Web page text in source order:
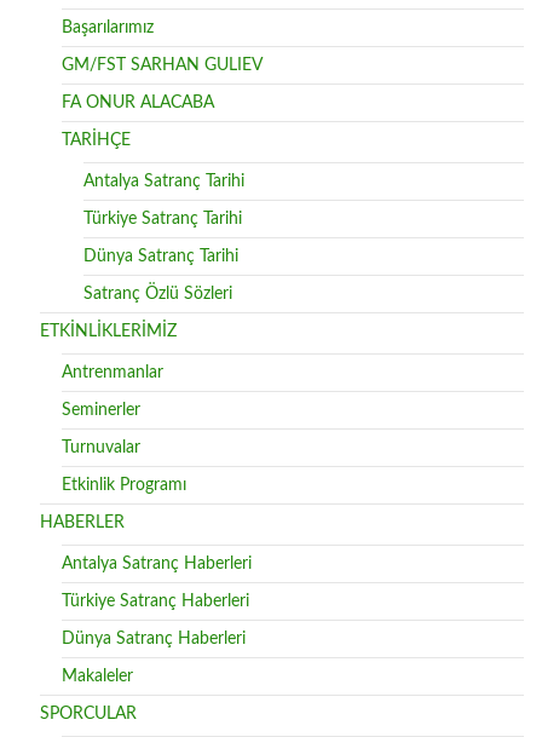
Başarılarımız
GM/FST SARHAN GULIEV
FA ONUR ALACABA
TARİHÇE
Antalya Satranç Tarihi
Türkiye Satranç Tarihi
Dünya Satranç Tarihi
Satranç Özlü Sözleri
ETKİNLİKLERİMİZ
Antrenmanlar
Seminerler
Turnuvalar
Etkinlik Programı
HABERLER
Antalya Satranç Haberleri
Türkiye Satranç Haberleri
Dünya Satranç Haberleri
Makaleler
SPORCULAR